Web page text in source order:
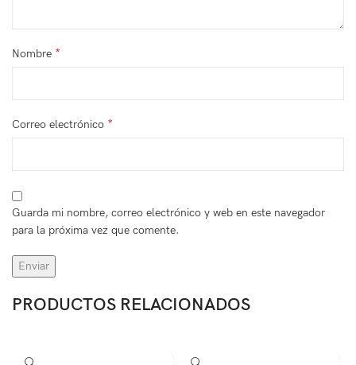
Nombre *
Correo electrónico *
Guarda mi nombre, correo electrónico y web en este navegador
para la próxima vez que comente.
PRODUCTOS RELACIONADOS